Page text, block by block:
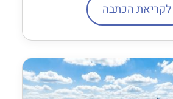
לקריאת הכתבה